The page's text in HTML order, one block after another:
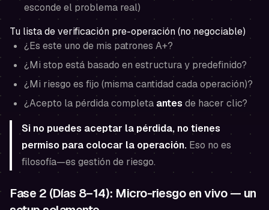
esconde el problema real)
Tu lista de verificación pre-operación (no negociable)
¿Es este uno de mis patrones A+?
¿Mi stop está basado en estructura y predefinido?
¿Mi riesgo es fijo (misma cantidad cada operación)?
¿Acepto la pérdida completa antes de hacer clic?
Si no puedes aceptar la pérdida, no tienes
permiso para colocar la operación. Eso no es
filosofía—es gestión de riesgo.
Fase 2 (Días 8–14): Micro-riesgo en vivo — un